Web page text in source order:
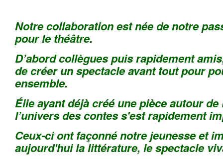
Notre collaboration est née de notre
pour le théâtre.
D’abord collègues puis rapidement
de créer un spectacle avant tout pour
ensemble.
Élie ayant déjà créé une pièce autour
l’univers des contes s'est rapidement
Ceux-ci ont façonné notre jeunesse et
aujourd'hui la littérature, le spectacle